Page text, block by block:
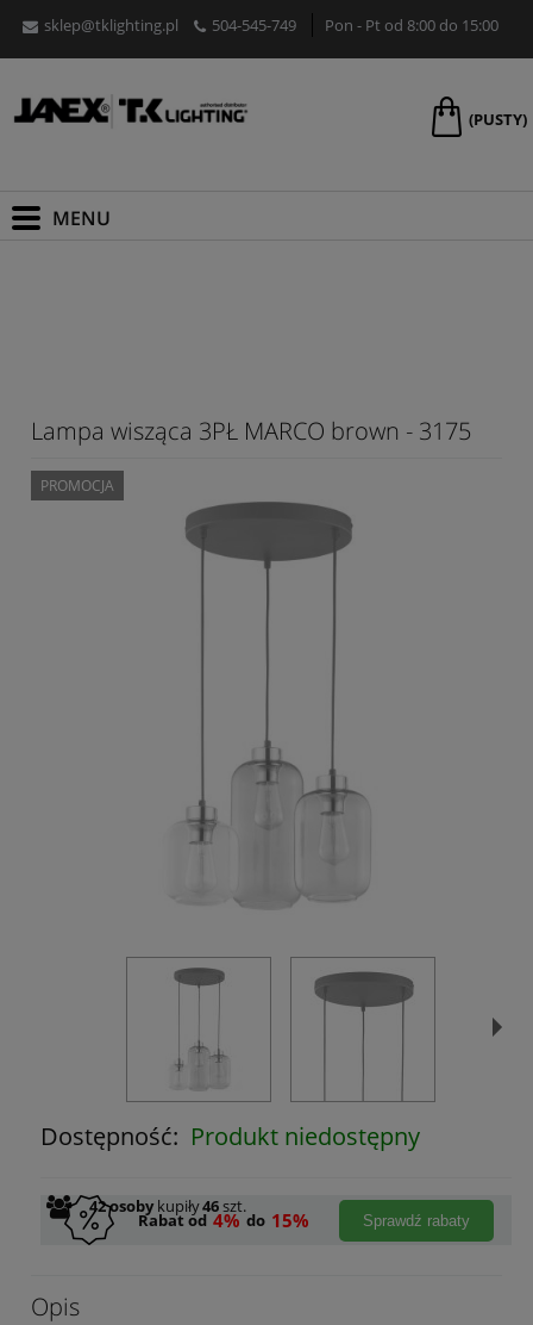
sklep@tklighting.pl 504-545-749 Pon - Pt od 8:00 do 15:00
(PUSTY)
Lampa wisząca 3PŁ MARCO brown - 3175
PROMOCJA
Dostępność: Produkt niedostępny
42osoby kupiły46szt.
Rabat od 4% do 15% Sprawdź rabaty
Opis